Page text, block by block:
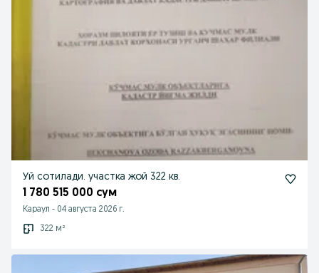
Уй сотилади. участка жой 322 кв.
1 780 515 000 сум
Караул - 04 августа 2026 г.
322 м²